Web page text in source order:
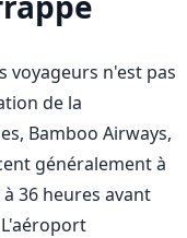
voyageurs n'est pas
de la
Bamboo Airways,
généralement à
36 heures avant